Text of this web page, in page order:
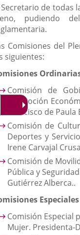
Secretario de todas
pudiendo
Comisiones del
siguientes:
Comisión de
Promoción
Francisco de
Comisión de
Deportes y
Irene Carvajal
Comisión de
Pública y
Gutiérrez Alberca..
Especiales
Comisión Especial
Mujer. Presidenta-